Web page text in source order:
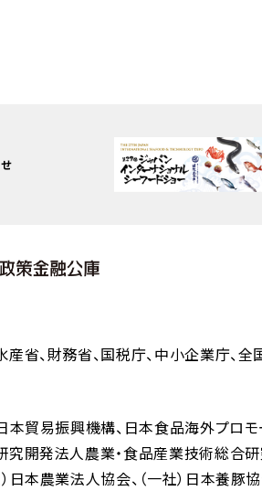
産省 財務省 国税庁 中小企業庁 全
日本貿易振興機構 日本食品海外プロモ
究開発法人農業・食品産業技術総合
）日本農業法人協会 （一社）日本養豚